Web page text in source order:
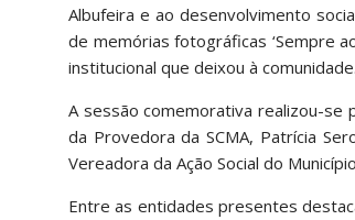
Albufeira e ao desenvolvimento
de memórias fotográficas ‘Sempre
institucional que deixou à comunidade.
A sessão comemorativa realizou-
da Provedora da SCMA, Patrícia
Vereadora da Ação Social do
Entre as entidades presentes